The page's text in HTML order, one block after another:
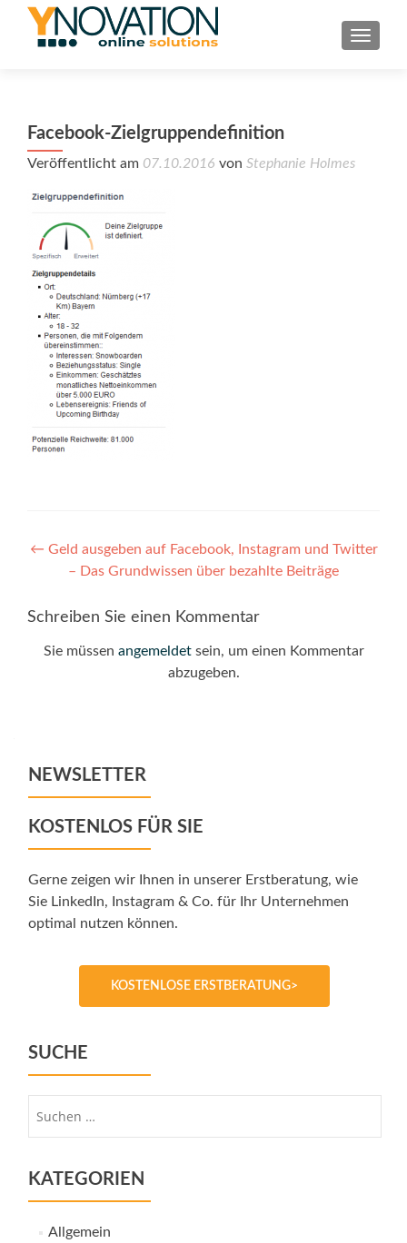
Facebook-Zielgruppendefinition
Veröffentlicht am 07.10.2016 von Stephanie Holmes
Post
navigation
← Geld ausgeben auf Facebook, Instagram und Twitter
– Das Grundwissen über bezahlte Beiträge
Schreiben Sie einen Kommentar
Sie müssen angemeldetsein, um einen Kommentar
abzugeben.
NEWSLETTER
KOSTENLOS FÜR SIE
Gerne zeigen wir Ihnen in unserer Erstberatung, wie
Sie LinkedIn, Instagram & Co. für Ihr Unternehmen
optimal nutzen können.
KOSTENLOSE ERSTBERATUNG>
SUCHE
KATEGORIEN
Allgemein